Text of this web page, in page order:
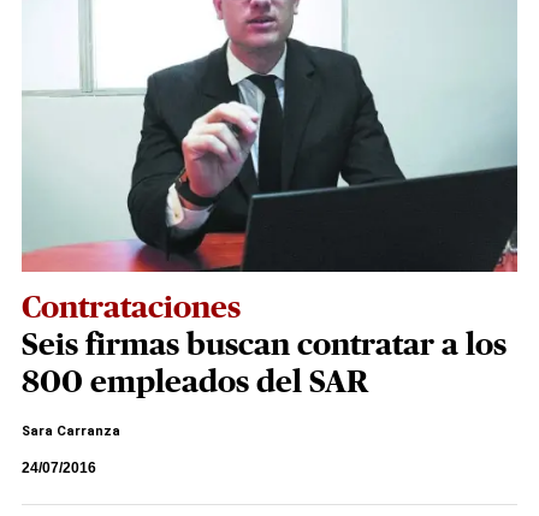
Contrataciones
Seis firmas buscan contratar a los
800 empleados del SAR
Sara Carranza
24/07/2016